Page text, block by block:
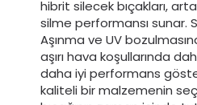
hibrit silecek bıçakları,
silme performansı sunar.
Aşınma ve UV
aşırı hava koşullarında
daha iyi performans
kaliteli bir malzemenin